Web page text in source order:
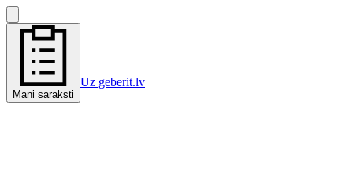
Mani saraksti
Uz geberit.lv